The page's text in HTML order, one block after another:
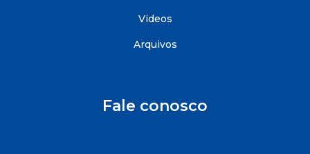
Videos
Arquivos
Fale conosco